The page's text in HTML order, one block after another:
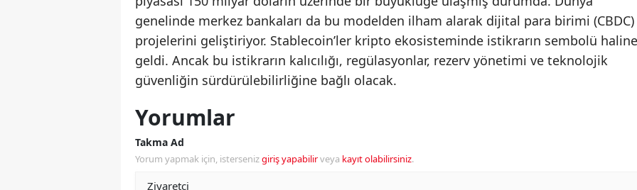
genelinde merkez bankaları da bu modelden ilham alarak dijital para birimi (CBDC)
projelerini geliştiriyor. Stablecoin’ler kripto ekosisteminde istikrarın sembolü haline
geldi. Ancak bu istikrarın kalıcılığı, regülasyonlar, rezerv yönetimi ve teknolojik
güvenliğin sürdürülebilirliğine bağlı olacak.
Yorumlar
Takma Ad
Yorum yapmak için, istersenizgiriş yapabilirveya kayıt olabilirsiniz.